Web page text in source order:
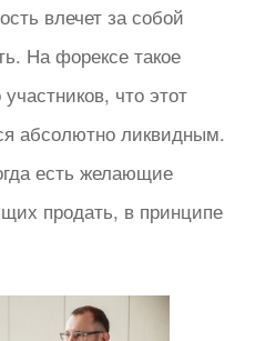
влечет за собой
На форексе такое
что этот
абсолютно ликвидным.
есть желающие
продать, в принципе